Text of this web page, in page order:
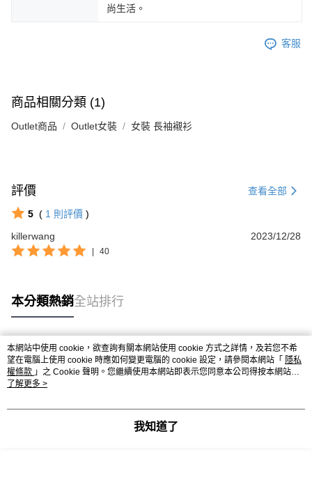
尚生活。
客服
商品相關分類 (1)
Outlet商品 Outlet女裝 女裝 長袖襯衫
評價 查看全部
5 ( 1 則評價 )
killerwang
2023/12/28
| 40
本分類熱銷全站排行
熱門標籤
本網站中使用 cookie，欲查詢有關本網站使用 cookie 方式之詳情，及若您不希
望在電腦上使用 cookie 時應如何變更電腦的 cookie 設定，請參閱本網站「 隱私
權條款 」之 Cookie 聲明。您繼續使用本網站即表示您同意本公司得按本網站使
用條款之 Cookie 聲明使用 cookie。
了解更多 >
我知道了